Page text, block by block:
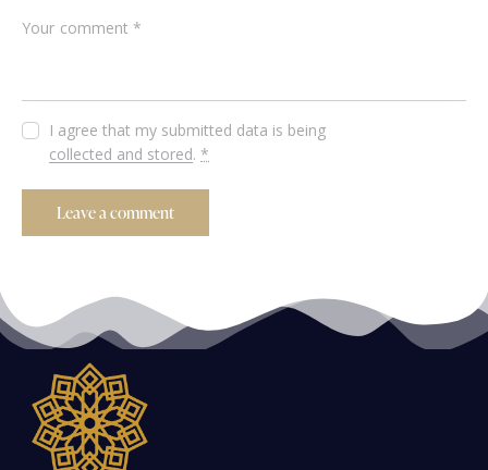
I agree that my submitted data is being
collected and stored.*